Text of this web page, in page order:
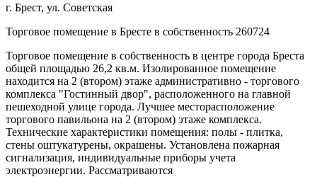
г. Брест, ул. Советская
Торговое помещение в Бресте в собственность 260724
Торговое помещение в собственность в центре города Бреста
общей площадью 26,2 кв.м. Изолированное помещение
находится на 2 (втором) этаже административно - торгового
комплекса "Гостинный двор", расположенного на главной
пешеходной улице города. Лучшее месторасположение
торгового павильона на 2 (втором) этаже комплекса.
Технические характеристики помещения: полы - плитка,
стены оштукатурены, окрашены. Установлена пожарная
сигнализация, индивидуальные приборы учета
электроэнергии. Рассматриваются